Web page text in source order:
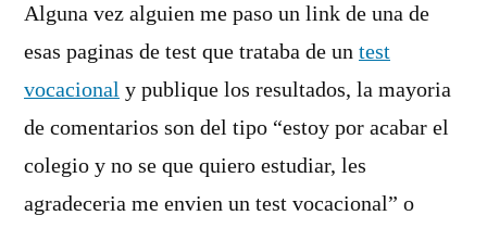
Alguna vez alguien me paso un link de una de
esas paginas de test que trataba de un test
vocacional y publique los resultados, la mayoria
de comentarios son del tipo “estoy por acabar el
colegio y no se que quiero estudiar, les
agradeceria me envien un test vocacional” o